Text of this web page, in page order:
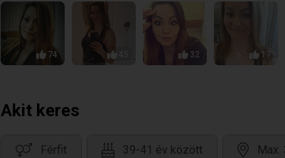
74 32 17
Akit keres
Férfit 39-41 év között